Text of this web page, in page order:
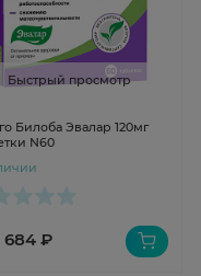
Быстрый просмотр
Билоба Эвалар 120мг
N60
684 ₽